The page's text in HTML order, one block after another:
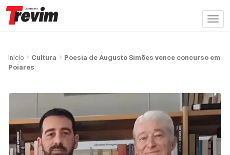
Início Cultura
Poesia de Augusto Simões vence concurso em
Poiares